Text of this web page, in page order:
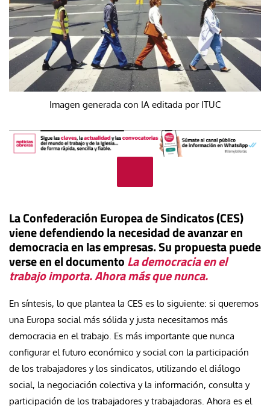
Imagen generada con IA editada por ITUC
La Confederación Europea de Sindicatos (CES)
viene defendiendo la necesidad de avanzar en
democracia en las empresas. Su propuesta puede
verse en el documentoLa democracia en el
trabajo importa. Ahora más que nunca.
En síntesis, lo que plantea la CES es lo siguiente: si queremos
una Europa social más sólida y justa necesitamos más
democracia en el trabajo. Es más importante que nunca
configurar el futuro económico y social con la participación
de los trabajadores y los sindicatos, utilizando el diálogo
social, la negociación colectiva y la información, consulta y
participación de los trabajadores y trabajadoras. Ahora es el